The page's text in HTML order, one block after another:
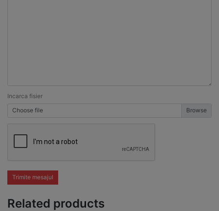
Incarca fisier
Choose file
Trimite mesajul
Related products